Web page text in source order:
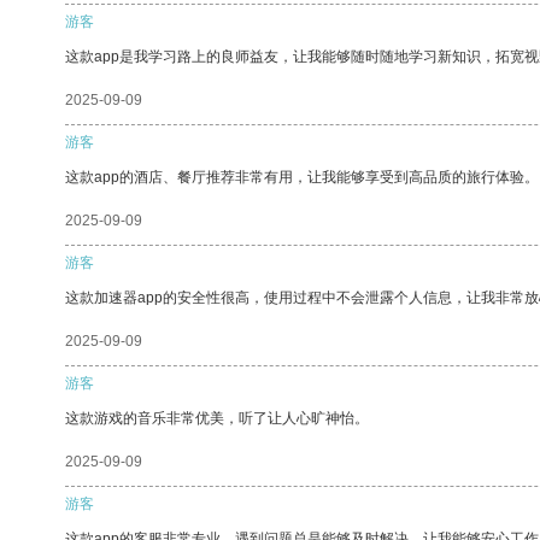
游客
这款app是我学习路上的良师益友，让我能够随时随地学习新知识，拓宽视
2025-09-09
游客
这款app的酒店、餐厅推荐非常有用，让我能够享受到高品质的旅行体验。
2025-09-09
游客
这款加速器app的安全性很高，使用过程中不会泄露个人信息，让我非常放
2025-09-09
游客
这款游戏的音乐非常优美，听了让人心旷神怡。
2025-09-09
游客